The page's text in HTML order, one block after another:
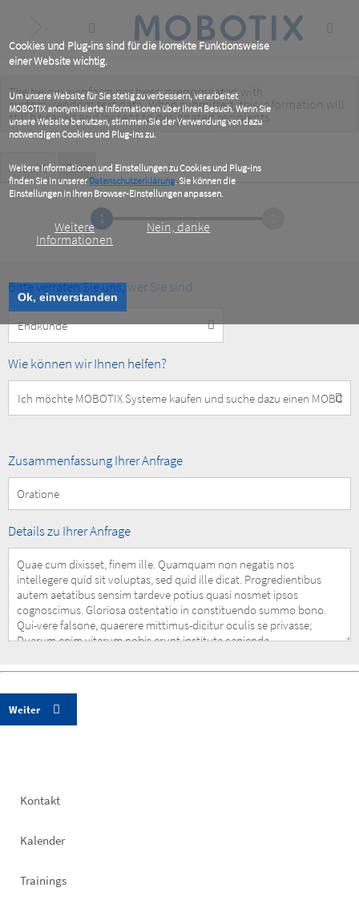
Cookies und Plug-ins sind für die korrekte Funktionsweise
einer Website wichtig.
Um unsere Website für Sie stetig zu verbessern, verarbeitet
MOBOTIX anonymisierte Informationen über Ihren Besuch. Wenn Sie
unsere Website benutzen, stimmen Sie der Verwendung von dazu
notwendigen Cookies und Plug-ins zu.
Weitere Informationen und Einstellungen zu Cookies und Plug-ins
finden Sie in unsererDatenschutzerklärung. Sie können die
Einstellungen in Ihren Browser-Einstellungen anpassen.
Weitere
Informationen
Nein, danke
Ok, einverstanden
content
Warning
message
The below webform has been prepopulated with
custom/random test data. When submitted, this information will
still be savedand/orsent to designated recipients.
Primary
tabs
Ansicht Test(active
tab)
1
Bitte verraten Sie uns, wer Sie sind
Customer
Type
How
help
you?
Wie können wir Ihnen helfen?
Summary
Request
Zusammenfassung Ihrer Anfrage
Details
Request
Details zu Ihrer Anfrage
Footer
Kontakt
Kalender
Trainings